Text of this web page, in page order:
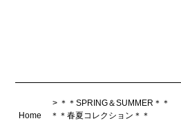
Home
> ＊＊SPRING＆SUMMER＊＊
＊＊春夏コレクション＊＊